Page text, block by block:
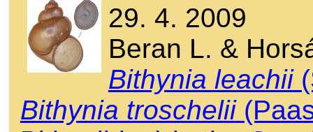
29. 4. 2009
Beran L. &
Bithynia leachii
Bithynia troschelii